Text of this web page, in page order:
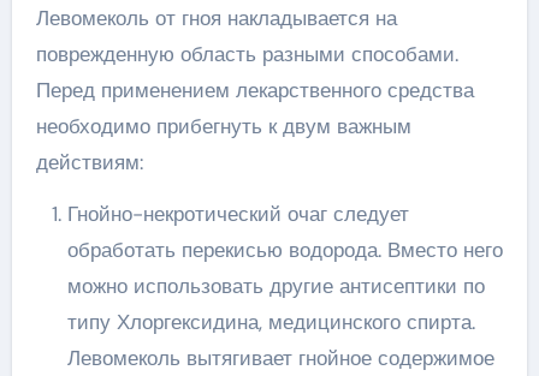
Левомеколь от гноя накладывается на
поврежденную область разными способами.
Перед применением лекарственного средства
необходимо прибегнуть к двум важным
действиям:
Гнойно-некротический очаг следует
обработать перекисью водорода. Вместо него
можно использовать другие антисептики по
типу Хлоргексидина, медицинского спирта.
Левомеколь вытягивает гнойное содержимое